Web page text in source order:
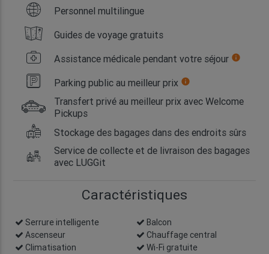
Personnel multilingue
Guides de voyage gratuits
Assistance médicale pendant votre séjour info
Parking public au meilleur prix info
Transfert privé au meilleur prix avec Welcome
Pickups
Stockage des bagages dans des endroits sûrs
Service de collecte et de livraison des bagages
avec LUGGit
Caractéristiques
Serrure intelligente
Balcon
Ascenseur
Chauffage central
Climatisation
Wi-Fi gratuite